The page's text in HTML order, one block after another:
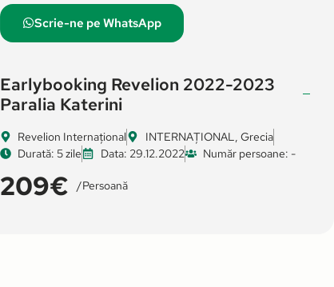
Scrie-ne pe WhatsApp
Earlybooking Revelion 2022-2023
Paralia Katerini
Revelion Internațional INTERNAȚIONAL
Grecia
Durată: 5 zile
Data: 29.12.2022 Număr persoane: -
209€ /persoană